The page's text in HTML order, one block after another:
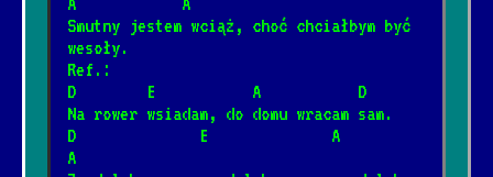
* Ciasto
Nie płacz Ewka
Smutny jestem wciąż, choć chciałbym być
wesoły.
Ref.:
D        E           A           D
Na rower wsiadam, do domu wracam sam.
D              E              A
A